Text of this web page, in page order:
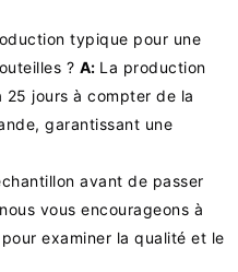
typique pour une
? A: La production
25 jours à compter de la
garantissant une
avant de passer
vous encourageons à
examiner la qualité et le